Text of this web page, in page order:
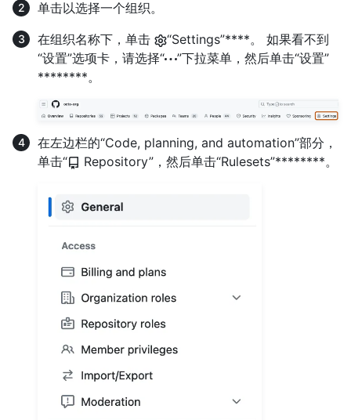
单击以选择一个组织。
在组织名称下，单击
“Settings”****。 如果看不到
“设置”选项卡，请选择“
”下拉菜单，然后单击“设置”
********。
在左边栏的“Code, planning, and automation”部分，
单击“
Repository”，然后单击“Rulesets”********。